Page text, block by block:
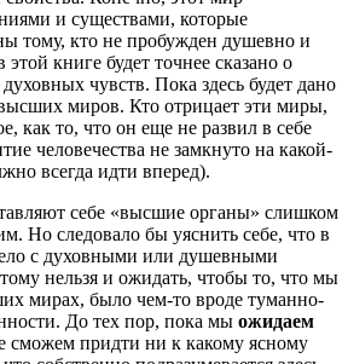
и существами, которые
тому, кто не пробужден душевно и
книге будет точнее сказано о
чувств. Пока здесь будет дано
миров. Кто отрицает эти миры,
как то, что он еще не развил в себе
человечества не замкнуто на какой-
всегда идти вперед).
себе «высшие органы» слишком
Но следовало бы уяс­нить себе, что в
с духовными или душевными
нельзя и ожидать, чтобы то, что мы
мирах, было чем-то вроде туманно-
До тех пор, пока мы ожидаем
сможем придти ни к какому ясному